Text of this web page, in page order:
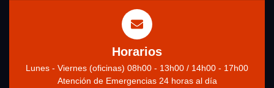
Horarios
Lunes - Viernes (oficinas) 08h00 - 13h00 / 14h00 - 17h00
Atención de Emergencias 24 horas al día